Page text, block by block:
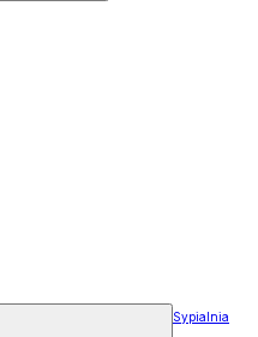
Sypialnia